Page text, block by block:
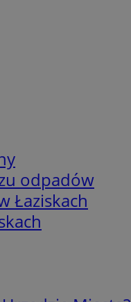
odpadów
Łaziskach